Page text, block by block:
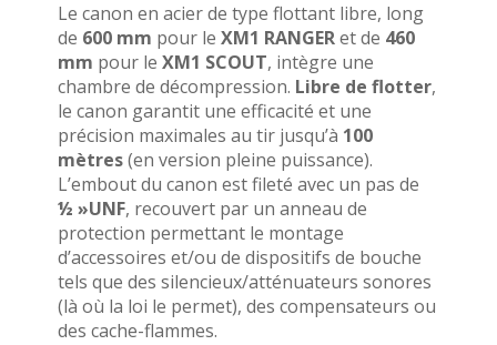
Le canon en acier de type flottant libre, long
de 600 mm pour le XM1 RANGERet de 460
mm pour le XM1 SCOUT, intègre une
chambre de décompression. Libre de flotter,
le canon garantit une efficacité et une
précision maximales au tir jusqu’à 100
mètres(en version pleine puissance).
L’embout du canon est fileté avec un pas de
½ »UNF, recouvert par un anneau de
protection permettant le montage
d’accessoires et/ou de dispositifs de bouche
tels que des silencieux/atténuateurs sonores
(là où la loi le permet), des compensateurs ou
des cache-flammes.